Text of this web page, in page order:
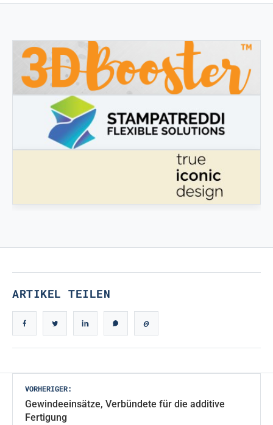
3DBOOSTER
3DBooster - Innovative Produkte für den 3D-Druck
ARTIKEL TEILEN
Beitragsnavigation
VORHERIGER:
Gewindeeinsätze, Verbündete für die additive
Fertigung